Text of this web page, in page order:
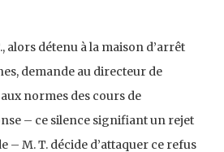
alors détenu à la maison d’arrêt
demande au directeur de
normes des cours de
– ce silence signifiant un rejet
– M. T. décide d’attaquer ce refus